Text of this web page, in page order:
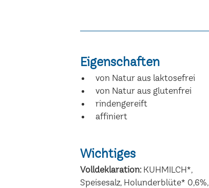
Eigenschaften
von Natur aus laktosefrei
von Natur aus glutenfrei
rindengereift
affiniert
Wichtiges
Volldeklaration:KUHMILCH*,
Speisesalz, Holunderblüte* 0,6%,